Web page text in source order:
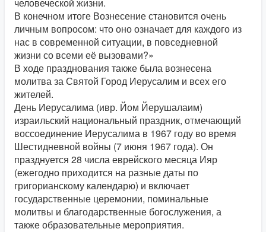
В конечном итоге Вознесение становится очень
личным вопросом: что оно означает для каждого из
нас в современной ситуации, в повседневной
жизни со всеми её вызовами?»
В ходе празднования также была вознесена
молитва за Святой Город Иерусалим и всех его
жителей.
День Иерусалима (ивр. Йом Йерушалаим)
израильский национальный праздник, отмечающий
воссоединение Иерусалима в 1967 году во время
Шестидневной войны (7 июня 1967 года). Он
празднуется 28 числа еврейского месяца Ияр
(ежегодно приходится на разные даты по
григорианскому календарю) и включает
государственные церемонии, поминальные
молитвы и благодарственные богослужения, а
также образовательные мероприятия.